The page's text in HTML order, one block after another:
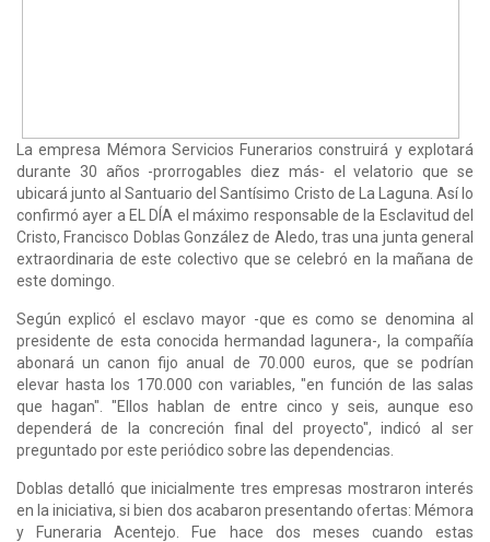
La empresa Mémora Servicios Funerarios construirá y explotará
durante 30 años -prorrogables diez más- el velatorio que se
ubicará junto al Santuario del Santísimo Cristo de La Laguna. Así lo
confirmó ayer a EL DÍA el máximo responsable de la Esclavitud del
Cristo, Francisco Doblas González de Aledo, tras una junta general
extraordinaria de este colectivo que se celebró en la mañana de
este domingo.
Según explicó el esclavo mayor -que es como se denomina al
presidente de esta conocida hermandad lagunera-, la compañía
abonará un canon fijo anual de 70.000 euros, que se podrían
elevar hasta los 170.000 con variables, "en función de las salas
que hagan". "Ellos hablan de entre cinco y seis, aunque eso
dependerá de la concreción final del proyecto", indicó al ser
preguntado por este periódico sobre las dependencias.
Doblas detalló que inicialmente tres empresas mostraron interés
en la iniciativa, si bien dos acabaron presentando ofertas: Mémora
y Funeraria Acentejo. Fue hace dos meses cuando estas